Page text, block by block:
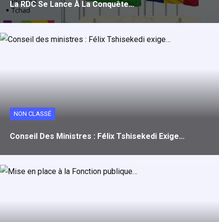
La RDC Se Lance À La Conquête…
NON CLASSÉ
Conseil Des Ministres : Félix Tshisekedi Exige…